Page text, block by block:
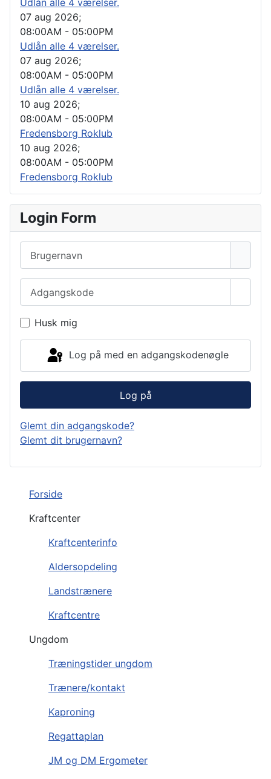
Forside
Kraftcenter
Kraftcenterinfo
Aldersopdeling
Landstrænere
Kraftcentre
Ungdom
Træningstider ungdom
Trænere/kontakt
Kaproning
Regattaplan
JM og DM Ergometer
Udlån alle 4 værelser.
07 aug 2026;
08:00AM - 05:00PM
Udlån alle 4 værelser.
07 aug 2026;
08:00AM - 05:00PM
Udlån alle 4 værelser.
10 aug 2026;
08:00AM - 05:00PM
Fredensborg Roklub
10 aug 2026;
08:00AM - 05:00PM
Fredensborg Roklub
Login Form
Husk mig
Log på med en adgangskodenøgle
Log på
Glemt din adgangskode?
Glemt dit brugernavn?